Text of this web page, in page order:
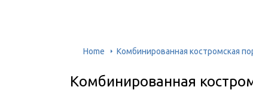
Home Комбинированная костромская
Комбинированная